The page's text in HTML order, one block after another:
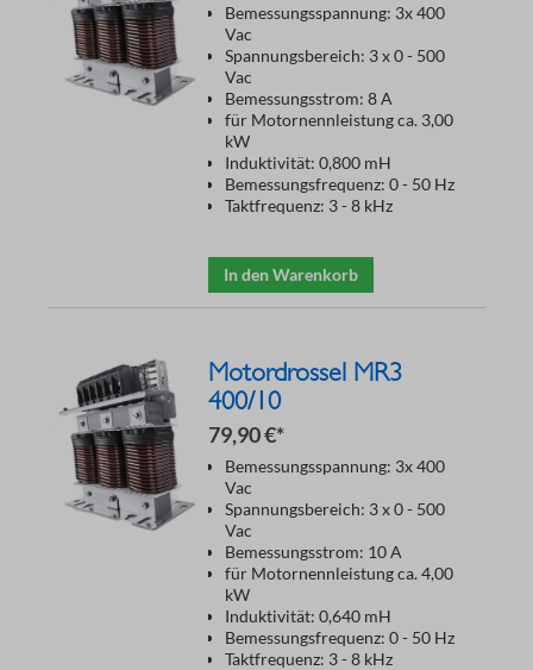
Bemessungsspannung: 3x 400
Vac
Spannungsbereich: 3 x 0 - 500
Vac
Bemessungsstrom: 8 A
für Motornennleistung ca. 3,00
kW
Induktivität: 0,800 mH
Bemessungsfrequenz: 0 - 50 Hz
Taktfrequenz: 3 - 8 kHz
In den Warenkorb
Motordrossel MR3
400/10
79,90 €*
Bemessungsspannung: 3x 400
Vac
Spannungsbereich: 3 x 0 - 500
Vac
Bemessungsstrom: 10 A
für Motornennleistung ca. 4,00
kW
Induktivität: 0,640 mH
Bemessungsfrequenz: 0 - 50 Hz
Taktfrequenz: 3 - 8 kHz